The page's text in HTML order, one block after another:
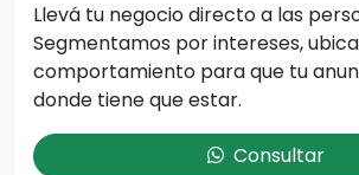
Llevá tu negocio directo a las
Segmentamos por intereses,
comportamiento para que tu
donde tiene que estar.
Consultar